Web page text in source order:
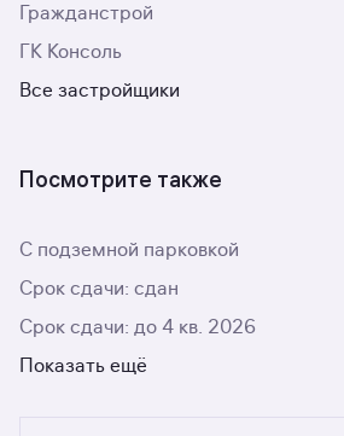
Гражданстрой
ГК Консоль
Все застройщики
Посмотрите также
С подземной парковкой
Срок сдачи: сдан
Срок сдачи: до 4 кв. 2026
Показать ещё